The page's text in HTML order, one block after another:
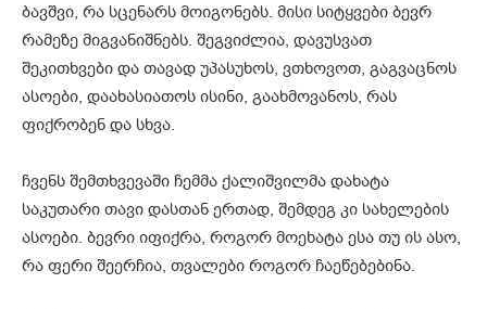
ბავშვი, რა სცენარს მოიგონებს. მისი სიტყვები ბევრ
რამეზე მიგვანიშნებს. შეგვიძლია, დავუსვათ
შეკითხვები და თავად უპასუხოს, ვთხოვოთ, გაგვაცნოს
ასოები, დაახასიათოს ისინი, გაახმოვანოს, რას
ფიქრობენ და სხვა.
ჩვენს შემთხვევაში ჩემმა ქალიშვილმა დახატა
საკუთარი თავი დასთან ერთად, შემდეგ კი სახელების
ასოები. ბევრი იფიქრა, როგორ მოეხატა ესა თუ ის ასო,
რა ფერი შეერჩია, თვალები როგორ ჩაეწებებინა.